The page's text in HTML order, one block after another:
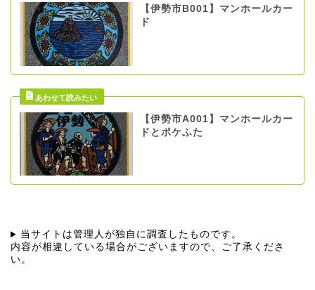
【伊勢市B001】マンホールカー
ド
【伊勢市A001】マンホールカー
ドとポケふた
当サイトは管理人が独自に調査したものです。
内容が相違している場合がございますので、ご了承くださ
い。